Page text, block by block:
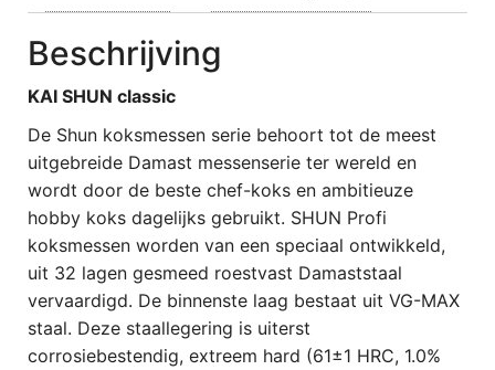
Beschrijving
KAI SHUN classic
De Shun koksmessen serie behoort tot de meest
uitgebreide Damast messenserie ter wereld en
wordt door de beste chef-koks en ambitieuze
hobby koks dagelijks gebruikt. SHUN Profi
koksmessen worden van een speciaal ontwikkeld,
uit 32 lagen gesmeed roestvast Damaststaal
vervaardigd. De binnenste laag bestaat uit VG-MAX
staal. Deze staallegering is uiterst
corrosiebestendig, extreem hard (61±1 HRC, 1.0%